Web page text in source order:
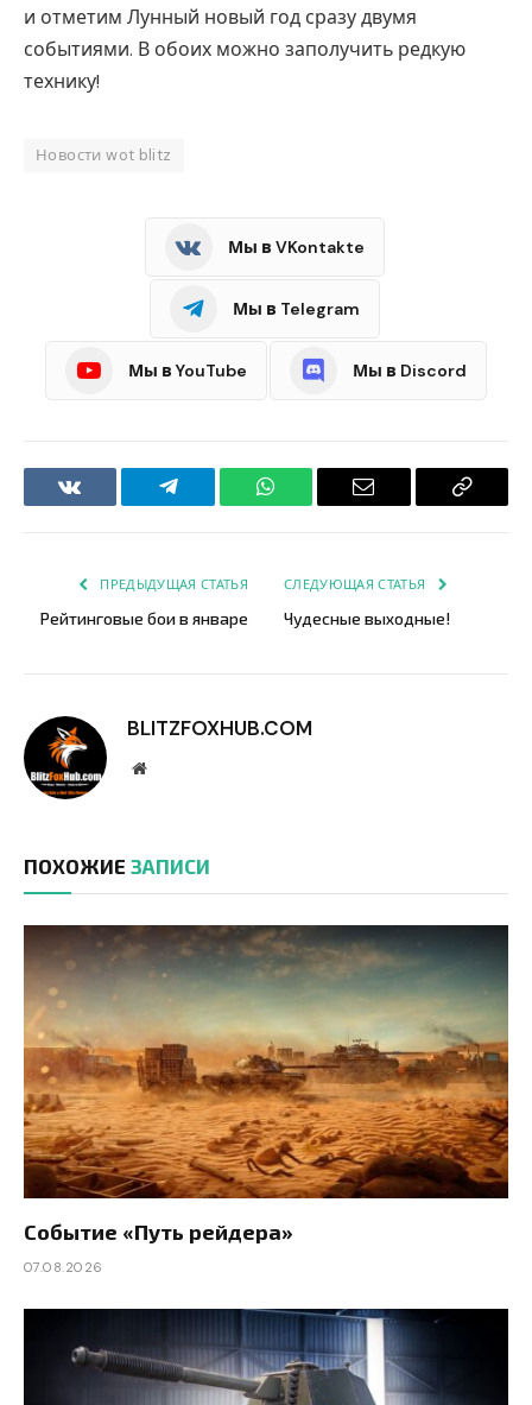
и отметим Лунный новый год сразу двумя
событиями. В обоих можно заполучить редкую
технику!
Новости wot blitz
Мы в VKontakte
Мы в Telegram
Мы в YouTube Мы в Discord
VKontakteTelegram WhatsApp Email
Copy
ПРЕДЫДУЩАЯ СТАТЬЯ
Рейтинговые бои в январе
СЛЕДУЮЩАЯ СТАТЬЯ
Чудесные выходные!
BLITZFOXHUB.COM
Website
ПОХОЖИЕ ЗАПИСИ
Событие «Путь рейдера»
07.08.2026